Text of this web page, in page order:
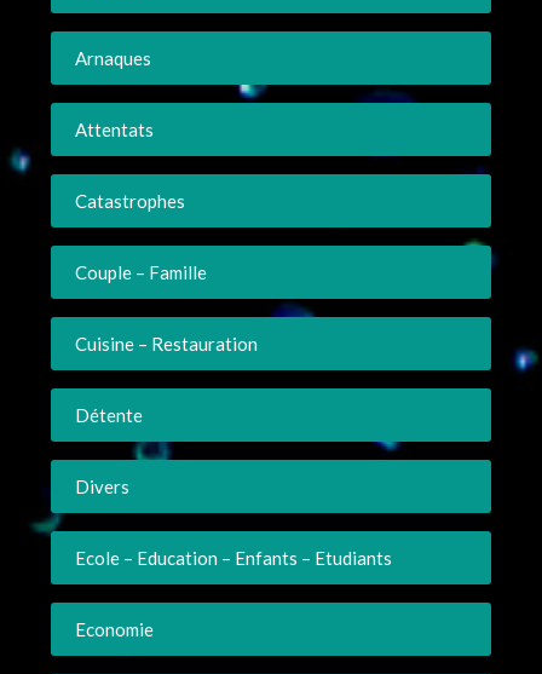
Arnaques
Attentats
Catastrophes
Couple – Famille
Cuisine – Restauration
Détente
Divers
Ecole – Education – Enfants – Etudiants
Economie